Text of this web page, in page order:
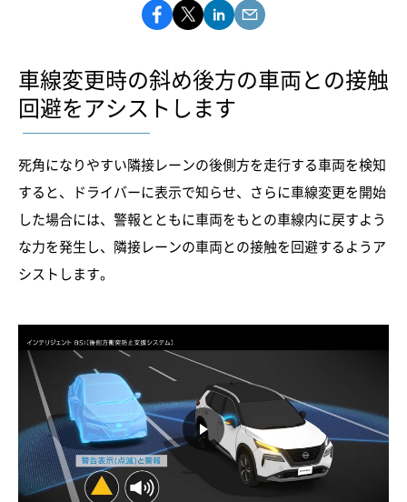
車線変更時の斜め後方の車両との接触
回避をアシストします
死角になりやすい隣接レーンの後側方を走行する車両を検知
すると、ドライバーに表示で知らせ、さらに車線変更を開始
した場合には、警報とともに車両をもとの車線内に戻すよう
な力を発生し、隣接レーンの車両との接触を回避するようア
シストします。